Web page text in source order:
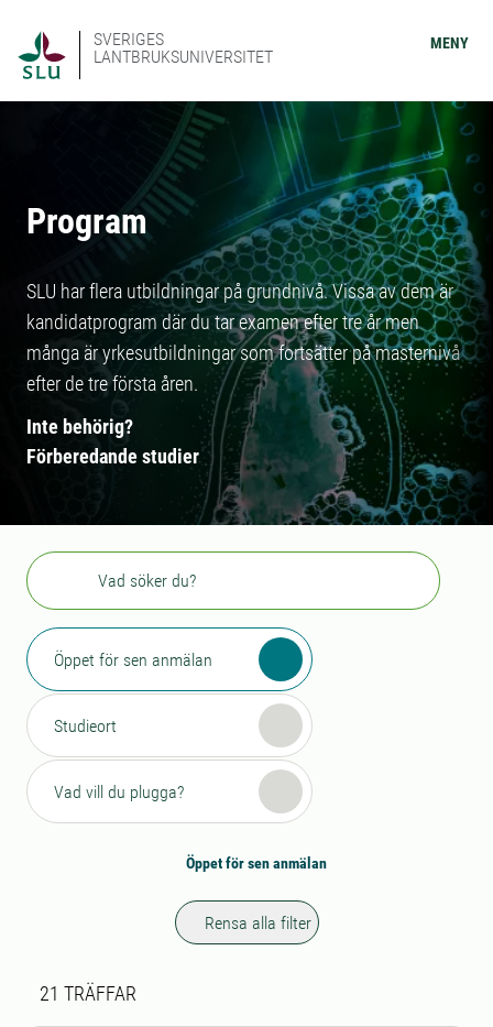
SVERIGES
LANTBRUKSUNIVERSITET
MENY
Program
SLU har flera utbildningar på grundnivå. Vissa av dem är
kandidatprogram där du tar examen efter tre år men
många är yrkesutbildningar som fortsätter på masternivå
efter de tre första åren.
Inte behörig?
Förberedande studier
Sök
Öppet för sen anmälan
Studieort
Vad vill du plugga?
Öppet för sen anmälan
Rensa alla filter
Sökresultat
21 TRÄFFAR